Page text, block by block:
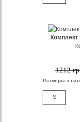
Комплект
1212
Размеры в
S